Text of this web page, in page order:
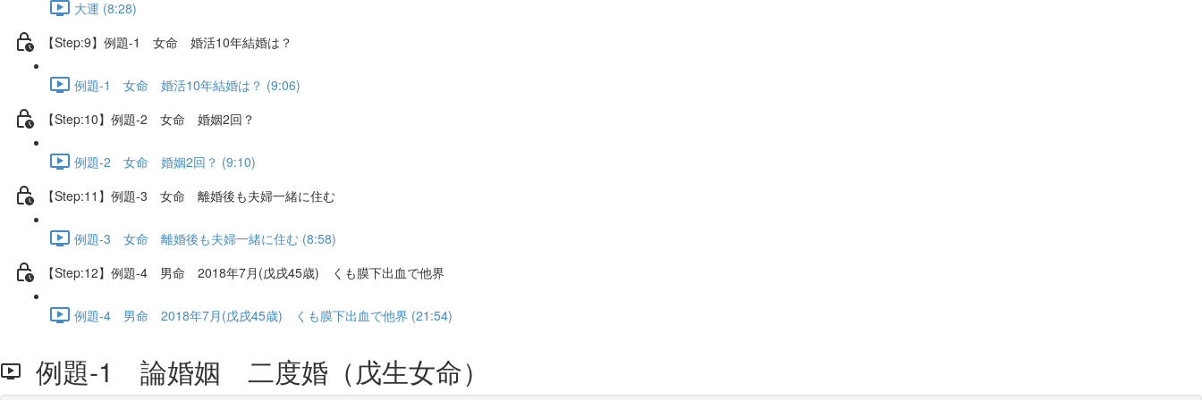
大運 (8:28)
【Step:9】例題-1 女命 婚活10年結婚は？
例題-1 女命 婚活10年結婚は？ (9:06)
【Step:10】例題-2 女命 婚姻2回？
例題-2 女命 婚姻2回？ (9:10)
【Step:11】例題-3 女命 離婚後も夫婦一緒に住む
例題-3 女命 離婚後も夫婦一緒に住む (8:58)
【Step:12】例題-4 男命 2018年7月(戊戌45歳) くも膜下出血で他界
例題-4 男命 2018年7月(戊戌45歳) くも膜下出血で他界 (21:54)
例題-1 論婚姻 二度婚（戊生女命）